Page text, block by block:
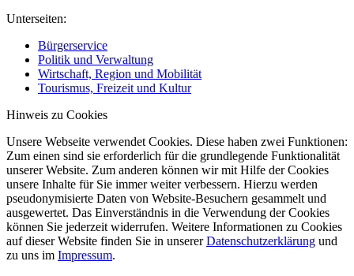
Unterseiten:
Bürgerservice
Politik und Verwaltung
Wirtschaft, Region und Mobilität
Tourismus, Freizeit und Kultur
Hinweis zu Cookies
Unsere Webseite verwendet Cookies. Diese haben zwei Funktionen:
Zum einen sind sie erforderlich für die grundlegende Funktionalität
unserer Website. Zum anderen können wir mit Hilfe der Cookies
unsere Inhalte für Sie immer weiter verbessern. Hierzu werden
pseudonymisierte Daten von Website-Besuchern gesammelt und
ausgewertet. Das Einverständnis in die Verwendung der Cookies
können Sie jederzeit widerrufen. Weitere Informationen zu Cookies
auf dieser Website finden Sie in unsererDatenschutzerklärung und
zu uns im Impressum.